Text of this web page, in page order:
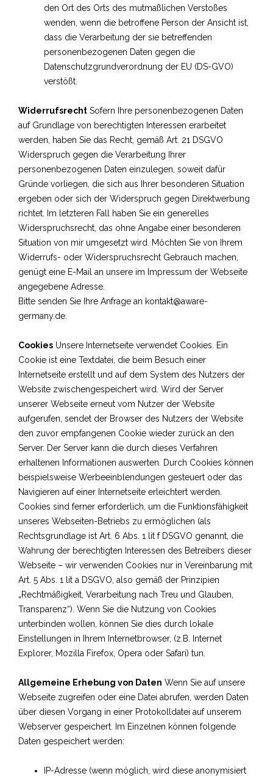
den Ort des Orts des mutmaßlichen Verstoßes
wenden, wenn die betroffene Person der Ansicht ist,
dass die Verarbeitung der sie betreffenden
personenbezogenen Daten gegen die
Datenschutzgrundverordnung der EU (DS-GVO)
verstößt.
Widerrufsrecht Sofern Ihre personenbezogenen Daten
auf Grundlage von berechtigten Interessen erarbeitet
werden, haben Sie das Recht, gemäß Art. 21 DSGVO
Widerspruch gegen die Verarbeitung Ihrer
personenbezogenen Daten einzulegen, soweit dafür
Gründe vorliegen, die sich aus Ihrer besonderen Situation
ergeben oder sich der Widerspruch gegen Direktwerbung
richtet. Im letzteren Fall haben Sie ein generelles
Widerspruchsrecht, das ohne Angabe einer besonderen
Situation von mir umgesetzt wird. Möchten Sie von Ihrem
Widerrufs- oder Widerspruchsrecht Gebrauch machen,
genügt eine E-Mail an unsere im Impressum der Webseite
angegebene Adresse.
Bitte senden Sie Ihre Anfrage an kontakt@aware-
germany.de.
Cookies Unsere Internetseite verwendet Cookies. Ein
Cookie ist eine Textdatei, die beim Besuch einer
Internetseite erstellt und auf dem System des Nutzers der
Website zwischengespeichert wird. Wird der Server
unserer Webseite erneut vom Nutzer der Website
aufgerufen, sendet der Browser des Nutzers der Website
den zuvor empfangenen Cookie wieder zurück an den
Server. Der Server kann die durch dieses Verfahren
erhaltenen Informationen auswerten. Durch Cookies können
beispielsweise Werbeeinblendungen gesteuert oder das
Navigieren auf einer Internetseite erleichtert werden.
Cookies sind ferner erforderlich, um die Funktionsfähigkeit
unseres Webseiten-Betriebs zu ermöglichen (als
Rechtsgrundlage ist Art. 6 Abs. 1 lit f DSGVO genannt, die
Wahrung der berechtigten Interessen des Betreibers dieser
Webseite – wir verwenden Cookies nur in Vereinbarung mit
Art. 5 Abs. 1 lit a DSGVO, also gemäß der Prinzipien
„Rechtmäßigkeit, Verarbeitung nach Treu und Glauben,
Transparenz“). Wenn Sie die Nutzung von Cookies
unterbinden wollen, können Sie dies durch lokale
Einstellungen in Ihrem Internetbrowser, (z.B. Internet
Explorer, Mozilla Firefox, Opera oder Safari) tun.
Allgemeine Erhebung von Daten Wenn Sie auf unsere
Webseite zugreifen oder eine Datei abrufen, werden Daten
über diesen Vorgang in einer Protokolldatei auf unserem
Webserver gespeichert. Im Einzelnen können folgende
Daten gespeichert werden:
IP-Adresse (wenn möglich, wird diese anonymisiert